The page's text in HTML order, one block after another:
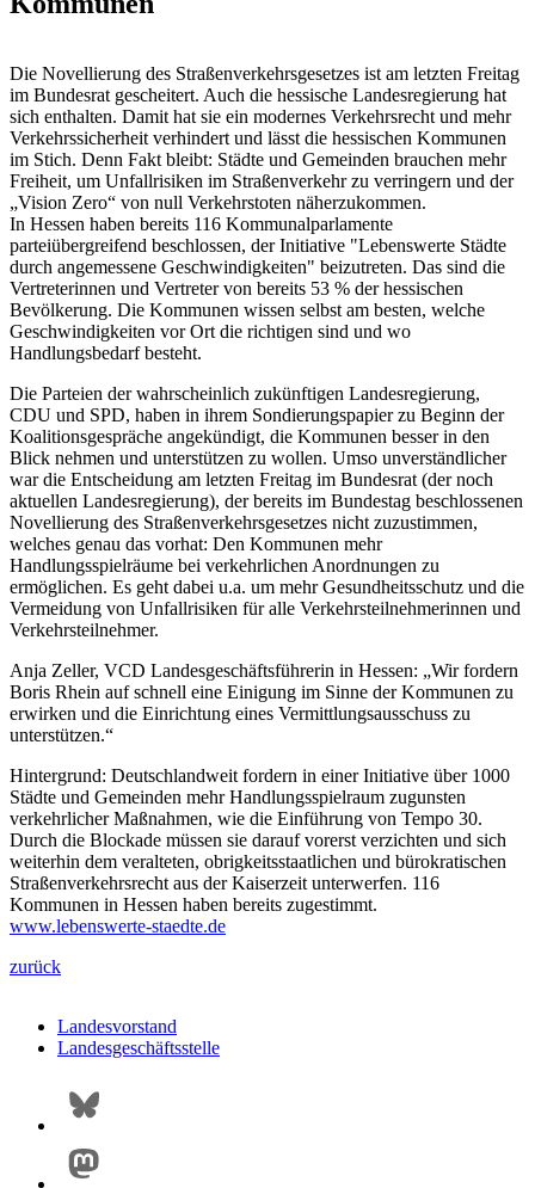
Die Novellierung des Straßenverkehrsgesetzes ist am letzten Freitag
im Bundesrat gescheitert. Auch die hessische Landesregierung hat
sich enthalten. Damit hat sie ein modernes Verkehrsrecht und mehr
Verkehrssicherheit verhindert und lässt die hessischen Kommunen
im Stich. Denn Fakt bleibt: Städte und Gemeinden brauchen mehr
Freiheit, um Unfallrisiken im Straßenverkehr zu verringern und der
„Vision Zero“ von null Verkehrstoten näherzukommen.
In Hessen haben bereits 116 Kommunalparlamente
parteiübergreifend beschlossen, der Initiative "Lebenswerte Städte
durch angemessene Geschwindigkeiten" beizutreten. Das sind die
Vertreterinnen und Vertreter von bereits 53 % der hessischen
Bevölkerung. Die Kommunen wissen selbst am besten, welche
Geschwindigkeiten vor Ort die richtigen sind und wo
Handlungsbedarf besteht.
Die Parteien der wahrscheinlich zukünftigen Landesregierung,
CDU und SPD, haben in ihrem Sondierungspapier zu Beginn der
Koalitionsgespräche angekündigt, die Kommunen besser in den
Blick nehmen und unterstützen zu wollen. Umso unverständlicher
war die Entscheidung am letzten Freitag im Bundesrat (der noch
aktuellen Landesregierung), der bereits im Bundestag beschlossenen
Novellierung des Straßenverkehrsgesetzes nicht zuzustimmen,
welches genau das vorhat: Den Kommunen mehr
Handlungsspielräume bei verkehrlichen Anordnungen zu
ermöglichen. Es geht dabei u.a. um mehr Gesundheitsschutz und die
Vermeidung von Unfallrisiken für alle Verkehrsteilnehmerinnen und
Verkehrsteilnehmer.
Anja Zeller, VCD Landesgeschäftsführerin in Hessen: „Wir fordern
Boris Rhein auf schnell eine Einigung im Sinne der Kommunen zu
erwirken und die Einrichtung eines Vermittlungsausschuss zu
unterstützen.“
Hintergrund: Deutschlandweit fordern in einer Initiative über 1000
Städte und Gemeinden mehr Handlungsspielraum zugunsten
verkehrlicher Maßnahmen, wie die Einführung von Tempo 30.
Durch die Blockade müssen sie darauf vorerst verzichten und sich
weiterhin dem veralteten, obrigkeitsstaatlichen und bürokratischen
Straßenverkehrsrecht aus der Kaiserzeit unterwerfen. 116
Kommunen in Hessen haben bereits zugestimmt.
www.lebenswerte-staedte.de
zurück
Landesvorstand
Landesgeschäftsstelle